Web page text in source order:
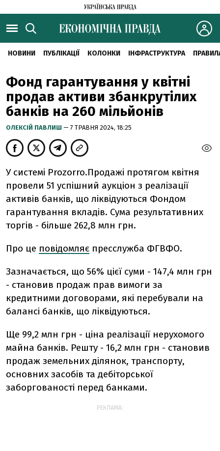
НОВИНИ ПУБЛІКАЦІЇ КОЛОНКИ ІНФРАСТРУКТУРА
Фонд гарантування у квітні
продав активи збанкрутілих
банків на 260 мільйонів
ОЛЕКСІЙ ПАВЛИШ — 7 ТРАВНЯ 2024, 18:25
У системі Prozorro.Продажі протягом квітня
провели 51 успішний аукціон з реалізації
активів банків, що ліквідуються Фондом
гарантування вкладів. Сума результативних
торгів - більше 262,8 млн грн.
Про це повідомляє пресслужба ФГВФО.
Зазначається, що 56% цієї суми - 147,4 млн грн
- становив продаж прав вимоги за
кредитними договорами, які перебували на
балансі банків, що ліквідуються.
Ще 99,2 млн грн - ціна реалізації нерухомого
майна банків. Решту - 16,2 млн грн - становив
продаж земельних ділянок, транспорту,
основних засобів та дебіторської
заборгованості перед банками.
РЕКЛАМА: